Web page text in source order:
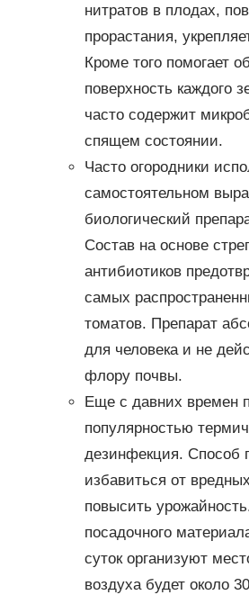
нитратов в плодах,
прорастания,
Кроме того помогает
поверхность каждого
часто содержит
спящем состоянии.
Часто огородники
самостоятельном
биологический
Состав на основе
антибиотиков
самых
томатов. Препарат
для человека и не
флору почвы.
Еще с давних времен
популярностью
дезинфекция. Способ
избавиться от
повысить
посадочного
суток организуют
воздуха будет около